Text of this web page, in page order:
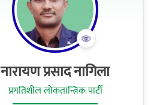
नारायण प्रसाद नागिला
प्रगतिशील लोकतान्त्रिक पार्टी